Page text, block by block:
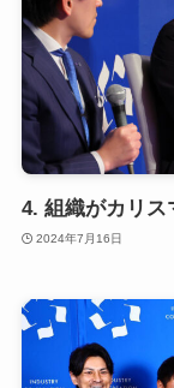
4. 組織がカリス
2024年7月16日